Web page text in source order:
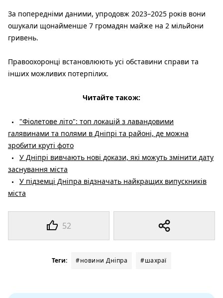
52
За попередніми даними, упродовж 2023–2025 років вони
ошукали щонайменше 7 громадян майже на 2 мільйони
гривень.
Правоохоронці встановлюють усі обставини справи та
інших можливих потерпілих.
Читайте також:
"Фіолетове літо": топ локацій з лавандовими
галявинами та полями в Дніпрі та районі, де можна
зробити круті фото
У Дніпрі вивчають нові докази, які можуть змінити дату
заснування міста
У підземці Дніпра відзначать найкращих випускників
міста
Теги: #новини Дніпра #шахраї